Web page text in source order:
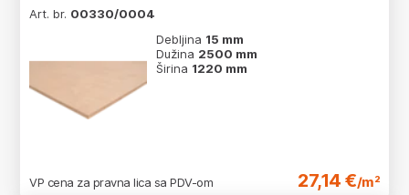
Art. br. 00330/0004
Debljina 15 mm
Dužina 2500 mm
Širina 1220 mm
VP cena za pravna lica sa PDV-om 27,14 €/m²